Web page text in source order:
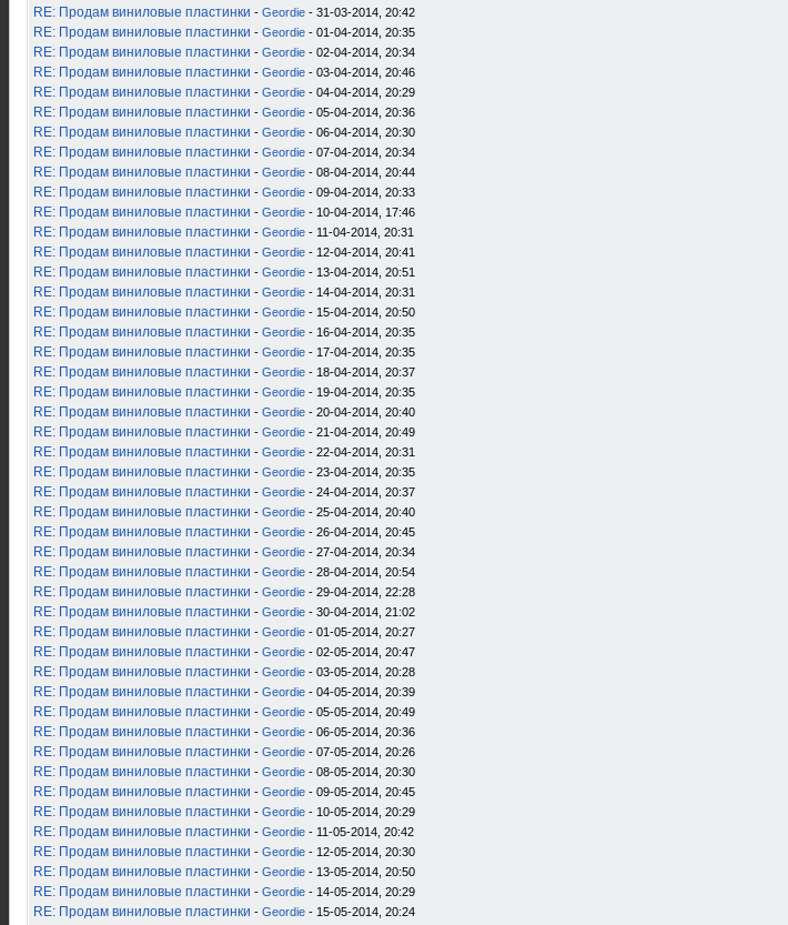
RE: Продам виниловые пластинки - Geordie - 31-03-2014, 20:42
RE: Продам виниловые пластинки - Geordie - 01-04-2014, 20:35
RE: Продам виниловые пластинки - Geordie - 02-04-2014, 20:34
RE: Продам виниловые пластинки - Geordie - 03-04-2014, 20:46
RE: Продам виниловые пластинки - Geordie - 04-04-2014, 20:29
RE: Продам виниловые пластинки - Geordie - 05-04-2014, 20:36
RE: Продам виниловые пластинки - Geordie - 06-04-2014, 20:30
RE: Продам виниловые пластинки - Geordie - 07-04-2014, 20:34
RE: Продам виниловые пластинки - Geordie - 08-04-2014, 20:44
RE: Продам виниловые пластинки - Geordie - 09-04-2014, 20:33
RE: Продам виниловые пластинки - Geordie - 10-04-2014, 17:46
RE: Продам виниловые пластинки - Geordie - 11-04-2014, 20:31
RE: Продам виниловые пластинки - Geordie - 12-04-2014, 20:41
RE: Продам виниловые пластинки - Geordie - 13-04-2014, 20:51
RE: Продам виниловые пластинки - Geordie - 14-04-2014, 20:31
RE: Продам виниловые пластинки - Geordie - 15-04-2014, 20:50
RE: Продам виниловые пластинки - Geordie - 16-04-2014, 20:35
RE: Продам виниловые пластинки - Geordie - 17-04-2014, 20:35
RE: Продам виниловые пластинки - Geordie - 18-04-2014, 20:37
RE: Продам виниловые пластинки - Geordie - 19-04-2014, 20:35
RE: Продам виниловые пластинки - Geordie - 20-04-2014, 20:40
RE: Продам виниловые пластинки - Geordie - 21-04-2014, 20:49
RE: Продам виниловые пластинки - Geordie - 22-04-2014, 20:31
RE: Продам виниловые пластинки - Geordie - 23-04-2014, 20:35
RE: Продам виниловые пластинки - Geordie - 24-04-2014, 20:37
RE: Продам виниловые пластинки - Geordie - 25-04-2014, 20:40
RE: Продам виниловые пластинки - Geordie - 26-04-2014, 20:45
RE: Продам виниловые пластинки - Geordie - 27-04-2014, 20:34
RE: Продам виниловые пластинки - Geordie - 28-04-2014, 20:54
RE: Продам виниловые пластинки - Geordie - 29-04-2014, 22:28
RE: Продам виниловые пластинки - Geordie - 30-04-2014, 21:02
RE: Продам виниловые пластинки - Geordie - 01-05-2014, 20:27
RE: Продам виниловые пластинки - Geordie - 02-05-2014, 20:47
RE: Продам виниловые пластинки - Geordie - 03-05-2014, 20:28
RE: Продам виниловые пластинки - Geordie - 04-05-2014, 20:39
RE: Продам виниловые пластинки - Geordie - 05-05-2014, 20:49
RE: Продам виниловые пластинки - Geordie - 06-05-2014, 20:36
RE: Продам виниловые пластинки - Geordie - 07-05-2014, 20:26
RE: Продам виниловые пластинки - Geordie - 08-05-2014, 20:30
RE: Продам виниловые пластинки - Geordie - 09-05-2014, 20:45
RE: Продам виниловые пластинки - Geordie - 10-05-2014, 20:29
RE: Продам виниловые пластинки - Geordie - 11-05-2014, 20:42
RE: Продам виниловые пластинки - Geordie - 12-05-2014, 20:30
RE: Продам виниловые пластинки - Geordie - 13-05-2014, 20:50
RE: Продам виниловые пластинки - Geordie - 14-05-2014, 20:29
RE: Продам виниловые пластинки - Geordie - 15-05-2014, 20:24